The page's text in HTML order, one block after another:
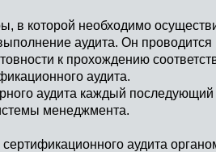
в которой необходимо
аудита. Он проводится
к прохождению
аудита.
аудита каждый
менеджмента.
аудита